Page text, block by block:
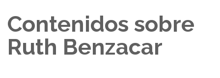
Contenidos sobre
Ruth Benzacar